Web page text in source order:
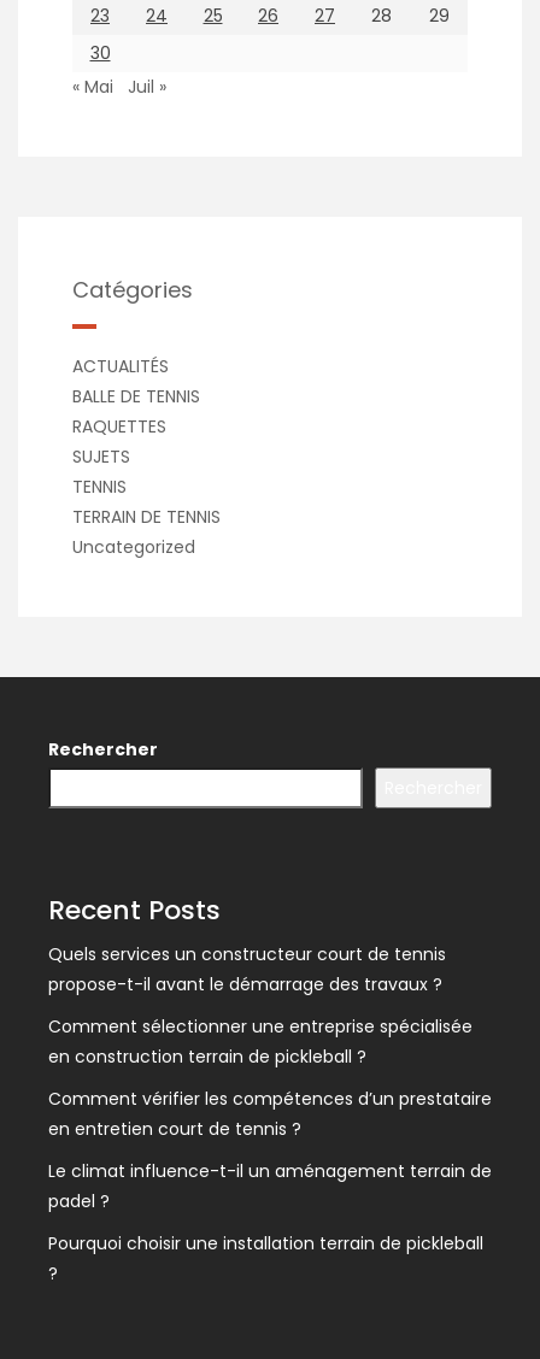
23
24 25 26 27 28
29
30
« Mai
Juil »
Catégories
ACTUALITÉS
BALLE DE TENNIS
RAQUETTES
SUJETS
TENNIS
TERRAIN DE TENNIS
Uncategorized
Rechercher
Recent Posts
Quels services un constructeur court de tennis
propose-t-il avant le démarrage des travaux ?
Comment sélectionner une entreprise spécialisée
en construction terrain de pickleball ?
Comment vérifier les compétences d’un prestataire
en entretien court de tennis ?
Le climat influence-t-il un aménagement terrain de
padel ?
Pourquoi choisir une installation terrain de pickleball
?